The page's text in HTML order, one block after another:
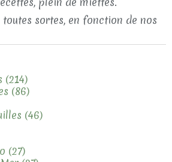
sortes, en fonction de nos
(214)
(86)
(46)
(27)